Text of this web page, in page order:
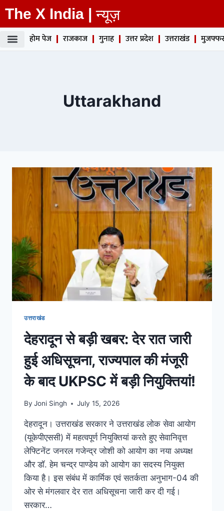
The X India | न्यूज़
होम पेज राजकाज गुनाह उत्तर प्रदेश उत्तराखंड
Uttarakhand
उत्तराखंड
देहरादून से बड़ी खबर: देर रात जारी
हुई अधिसूचना, राज्यपाल की मंजूरी
के बाद UKPSC में बड़ी नियुक्तियां!
By Joni Singh July 15, 2026
देहरादून। उत्तराखंड सरकार ने उत्तराखंड लोक सेवा आयोग
(यूकेपीएससी) में महत्वपूर्ण नियुक्तियां करते हुए सेवानिवृत्त
लेफ्टिनेंट जनरल गजेन्द्र जोशी को आयोग का नया अध्यक्ष
और डॉ. हेम चन्द्र पाण्डेय को आयोग का सदस्य नियुक्त
किया है। इस संबंध में कार्मिक एवं सतर्कता अनुभाग-04 की
ओर से मंगलवार देर रात अधिसूचना जारी कर दी गई।
सरकार…